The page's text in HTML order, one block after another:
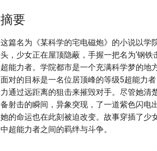
摘要
这篇名为《某科学的宅电磁炮》的小说以学
头，少女正在屋顶隐蔽，手握一把名为‘钢铁
超能力者。学院都市是一个充满科学梦的地
面对的目标是一名位居顶峰的等级5超能力
力通过远距离的狙击来摧毁对手。尽管她清
备射击的瞬间，异象突现，了一道紫色闪电
她的命运也在此刻被迫改变。故事穿插了少
中超能力者之间的羁绊与斗争。